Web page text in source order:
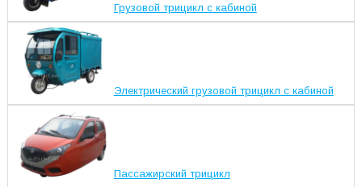
Грузовой трицикл с кабиной
Электрический грузовой трицикл с кабиной
Пассажирский трицикл